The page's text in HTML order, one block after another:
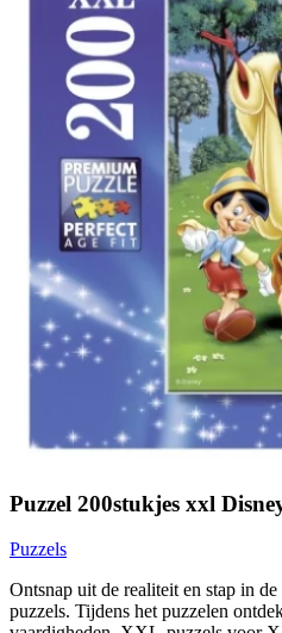
Puzzel 200stukjes xxl
Puzzels
Ontsnap uit de realiteit en stap in
puzzels. Tijdens het puzzelen